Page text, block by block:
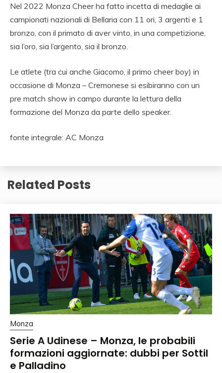
Nel 2022 Monza Cheer ha fatto incetta di medaglie ai
campionati nazionali di Bellaria con 11 ori, 3 argenti e 1
bronzo, con il primato di aver vinto, in una competizione,
sia l’oro, sia l’argento, sia il bronzo.
Le atlete (tra cui anche Giacomo, il primo cheer boy) in
occasione di Monza – Cremonese si esibiranno con un
pre match show in campo durante la lettura della
formazione del Monza da parte dello speaker.
fonte integrale: AC Monza
Related Posts
Monza
Serie A Udinese – Monza, le probabili
formazioni aggiornate: dubbi per Sottil
e Palladino